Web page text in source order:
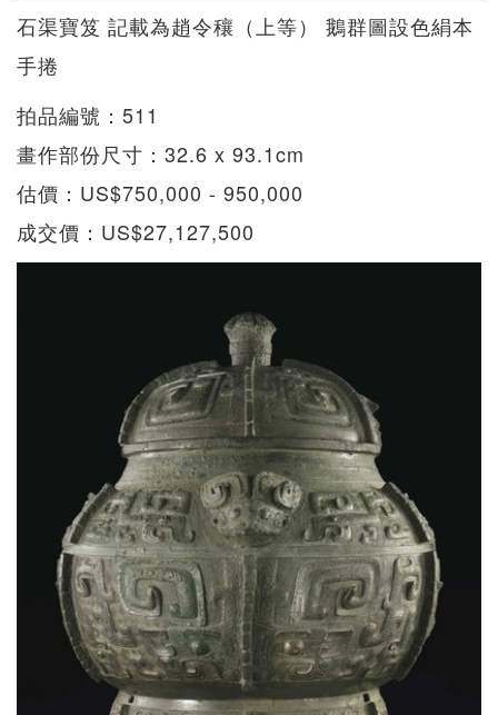
石渠寶笈 記載為趙令穰（上等） 鵝群圖設色絹本
手捲
拍品編號：511
畫作部份尺寸：32.6 x 93.1cm
估價：US$750,000 - 950,000
成交價：US$27,127,500